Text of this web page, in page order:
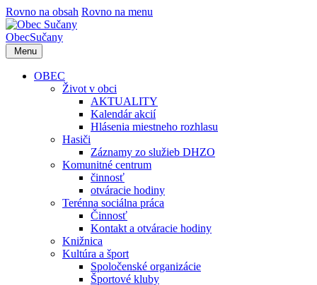
Rovno na obsah Rovno na menu
ObecSučany
Menu
OBEC
Život v obci
AKTUALITY
Kalendár akcií
Hlásenia miestneho rozhlasu
Hasiči
Záznamy zo služieb DHZO
Komunitné centrum
činnosť
otváracie hodiny
Terénna sociálna práca
Činnosť
Kontakt a otváracie hodiny
Knižnica
Kultúra a šport
Spoločenské organizácie
Športové kluby